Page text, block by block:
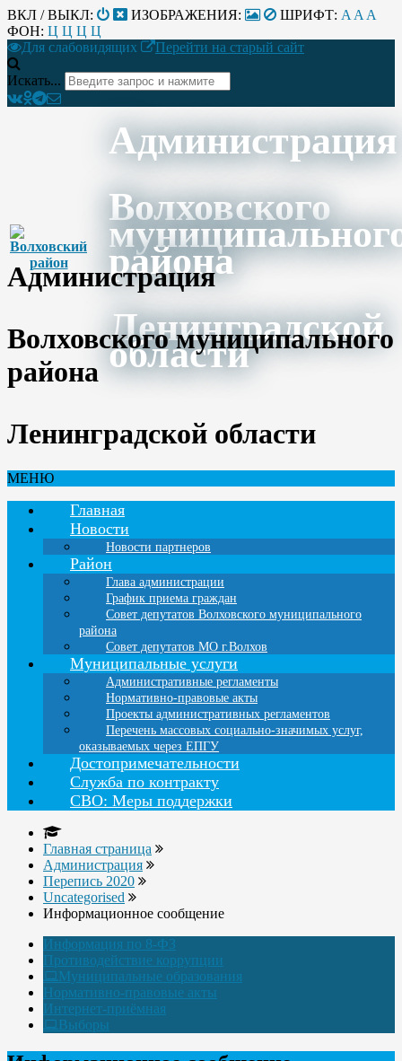
ВКЛ / ВЫКЛ: ИЗОБРАЖЕНИЯ: ШРИФТ: A A A
ФОН: Ц Ц Ц Ц
Для слабовидящих
Перейти на старый сайт
Искать...
Администрация
Волховского
района
Ленинградской
области
Администрация
Волховского муниципального
района
Ленинградской области
МЕНЮ
Главная
Новости
Новости партнеров
Район
Глава администрации
График приема граждан
Совет депутатов Волховского муниципального
района
Совет депутатов МО г.Волхов
Муниципальные услуги
Административные регламенты
Нормативно-правовые акты
Проекты административных регламентов
Перечень массовых социально-значимых услуг,
оказываемых через ЕПГУ
Достопримечательности
Служба по контракту
СВО: Меры поддержки
Главная страница
Администрация
Перепись 2020
Uncategorised
Информационное сообщение
Информация по 8-ФЗ
Противодействие коррупции
Муниципальные образования
Нормативно-правовые акты
Интернет-приёмная
Выборы